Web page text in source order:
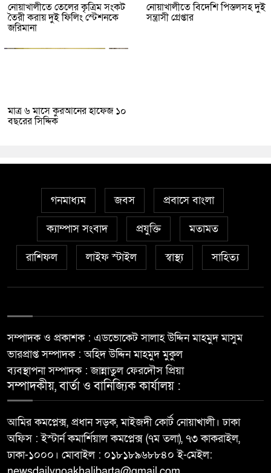
নোয়াখালীতে তেলের কৃত্রিম সংকট
তৈরী করায় দুই ফিলিং স্টেশনকে
জরিমানা
নোয়াখালীতে বিদেশি পিস্তলসহ দুই
সন্ত্রাসী গ্রেপ্তার
মাত্র ৬ মাসে কুরআনের হাফেজ ১০
বছরের সিদ্দিক
গনমাধ্যম জবস প্রবাসে বাংলা
ক্যাম্পাস সংবাদ প্রযুক্তি মতামত
রাশিফল লাইফ স্টাইল স্বাস্থ্য সাহিত্য
সম্পাদক ও প্রকাশক : এডভোকেট সালাহ উদ্দিন মাহমুদ মাসুম
ভারপ্রাপ্ত সম্পাদক : অহিদ উদ্দিন মাহমুদ মুকুল
ব্যবস্থাপনা সম্পাদক : জান্নাতুল ফেরদৌস প্রিয়া
সম্পাদকীয়, বার্তা ও বানিজ্যিক কার্যালয় :
আমির কমপ্লেক্স, প্রধান সড়ক, মাইজদী কোর্ট নোয়াখালী। ঢাকা
অফিস : ইস্টার্ন কমার্শিয়াল কমপ্লেক্স (৭ম তলা), ৭৩ কাকরাইল,
ঢাকা-১০০০। মোবাইল : ০১৮১৮৯৬৮৮৪০ ই-মেইল: